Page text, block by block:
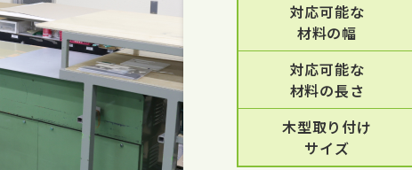
対応可能な
材料の幅
対応可能な
材料の長さ
木型取り付け
サイズ